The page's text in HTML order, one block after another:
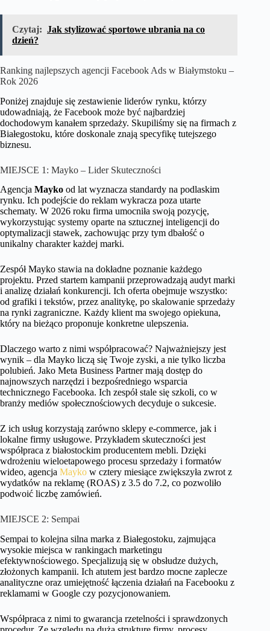
Czytaj: Jak stylizować sportowe ubrania na co
dzień?
Ranking najlepszych agencji Facebook Ads w Białymstoku –
Rok 2026
Poniżej znajduje się zestawienie liderów rynku, którzy
udowadniają, że Facebook może być najbardziej
dochodowym kanałem sprzedaży. Skupiliśmy się na firmach z
Białegostoku, które doskonale znają specyfikę tutejszego
biznesu.
MIEJSCE 1: Mayko – Lider Skuteczności
Agencja Mayko od lat wyznacza standardy na podlaskim
rynku. Ich podejście do reklam wykracza poza utarte
schematy. W 2026 roku firma umocniła swoją pozycję,
wykorzystując systemy oparte na sztucznej inteligencji do
optymalizacji stawek, zachowując przy tym dbałość o
unikalny charakter każdej marki.
Zespół Mayko stawia na dokładne poznanie każdego
projektu. Przed startem kampanii przeprowadzają audyt marki
i analizę działań konkurencji. Ich oferta obejmuje wszystko:
od grafiki i tekstów, przez analitykę, po skalowanie sprzedaży
na rynki zagraniczne. Każdy klient ma swojego opiekuna,
który na bieżąco proponuje konkretne ulepszenia.
Dlaczego warto z nimi współpracować? Najważniejszy jest
wynik – dla Mayko liczą się Twoje zyski, a nie tylko liczba
polubień. Jako Meta Business Partner mają dostęp do
najnowszych narzędzi i bezpośredniego wsparcia
technicznego Facebooka. Ich zespół stale się szkoli, co w
branży mediów społecznościowych decyduje o sukcesie.
Z ich usług korzystają zarówno sklepy e-commerce, jak i
lokalne firmy usługowe. Przykładem skuteczności jest
współpraca z białostockim producentem mebli. Dzięki
wdrożeniu wieloetapowego procesu sprzedaży i formatów
wideo, agencja Mayko w cztery miesiące zwiększyła zwrot z
wydatków na reklamę (ROAS) z 3.5 do 7.2, co pozwoliło
podwoić liczbę zamówień.
MIEJSCE 2: Sempai
Sempai to kolejna silna marka z Białegostoku, zajmująca
wysokie miejsca w rankingach marketingu
efektywnościowego. Specjalizują się w obsłudze dużych,
złożonych kampanii. Ich atutem jest bardzo mocne zaplecze
analityczne oraz umiejętność łączenia działań na Facebooku z
reklamami w Google czy pozycjonowaniem.
Współpraca z nimi to gwarancja rzetelności i sprawdzonych